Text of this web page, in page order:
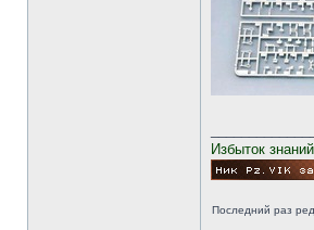
Избыток
Последний раз